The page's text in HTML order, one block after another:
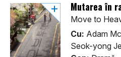
Mutarea în
Move to
Cu: Adam
Seok-yong